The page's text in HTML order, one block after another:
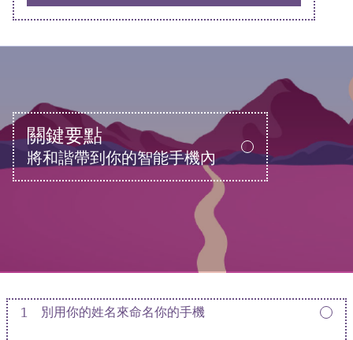
關鍵要點
將和諧帶到你的智能手機內
1 別用你的姓名來命名你的手機